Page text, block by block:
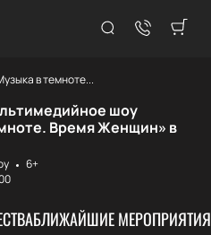
в темноте...
шоу
Время Женщин» в
6+
БЛИЖАЙШИЕ МЕРОПРИЯТИЯ